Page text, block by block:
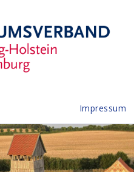
Impressum